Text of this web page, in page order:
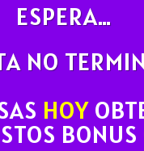
ESPERA…
NO
HOY
BONUS